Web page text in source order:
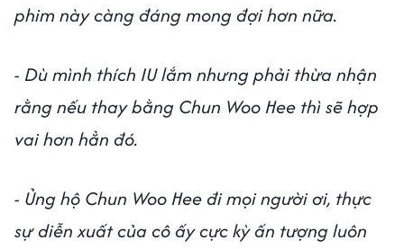
phim này càng đáng mong đợi hơn nữa.
- Dù mình thích IU lắm nhưng phải thừa nhận
rằng nếu thay bằng Chun Woo Hee thì sẽ hợp
vai hơn hẳn đó.
- Ủng hộ Chun Woo Hee đi mọi người ơi, thực
sự diễn xuất của cô ấy cực kỳ ấn tượng luôn